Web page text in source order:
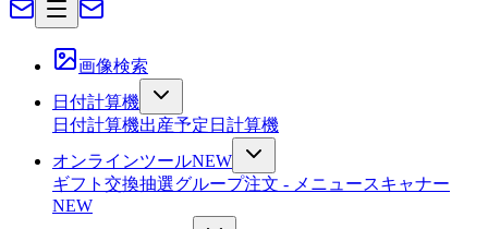
画像検索
日付計算機
日付計算機出産予定日計算機
オンラインツールNEW
ギフト交換抽選グループ注文 - メニュースキャナー
NEW